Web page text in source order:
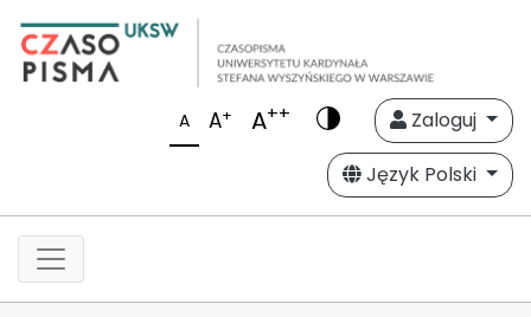
A A+ A++
Zaloguj
Język Polski